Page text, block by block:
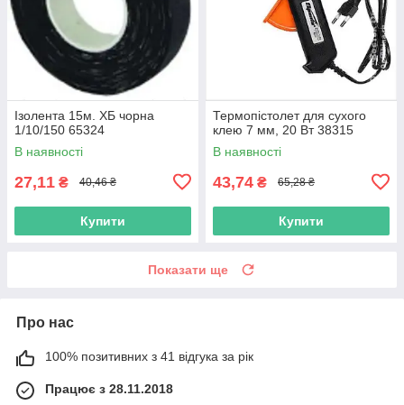
Ізолента 15м. ХБ чорна
1/10/150 65324
В наявності
27,11 ₴ 40,46 ₴
Купити
Термопістолет для сухого
клею 7 мм, 20 Вт 38315
В наявності
43,74 ₴ 65,28 ₴
Купити
Показати ще
Про нас
100% позитивних з 41 відгука за рік
Працює з 28.11.2018